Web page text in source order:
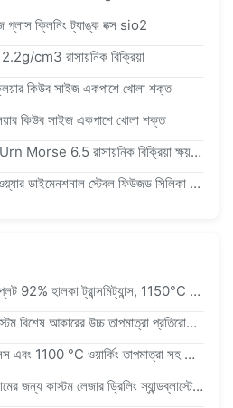
গ্লাস ক্লিনিং ট্যাঙ্ক বক্স sio2
cm3 রাসায়নিক বিক্রিয়া
কিউব সাইজ একপাশে খোলা শক্ত
কিউব সাইজ একপাশে খোলা শক্ত
2.2g/cm3 ফিউজড কোয়ার্টজ Urn Morse 6.5 রাসায়নিক বিক্রিয়া ক্ষয়রোধী
উচ্চ তাপমাত্রা প্রতিরোধের গ্লাসওয়্যার ডাইমেনশনাল স্টেবল ফিউজড সিলিকা কোয়ার্টজ আর্ন
উচ্চ বিশুদ্ধতা ফিউজড কোয়ার্টজ প্লেট 92% হালকা ট্রান্সমিট্যান্স, 1150°C কাজের তাপমাত্রা এবং 2.2g/cm3 ঘনত্ব সহ
৯২% আলো প্রেরণ ক্ষমতা সহ কাস্টম বিশেষ আকারের উচ্চ তাপমাত্রা প্রতিরোধী ফিউজড কোয়ার্টজ প্লেট
কাস্টম ফ্রিজড কোয়ার্টজ শীট হোলস এবং 1100 °C ওয়ার্কিং তাপমাত্রা সহ ফিউজড কোয়ার্টজ প্লেট
সেমিকন্ডাক্টর এবং ল্যাবরেটরি সরঞ্জামের জন্য কাস্টম লেজার ড্রিলিং স্যান্ডব্লাস্টেড ফিউজড কোয়ার্টজ প্লেট ক্ষয়রোধী